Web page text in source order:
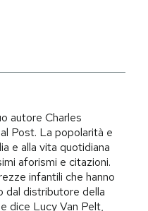
autore Charles
Post. La popolarità e
e alla vita quotidiana
aforismi e citazioni.
infantili che hanno
dal distributore della
dice Lucy Van Pelt,